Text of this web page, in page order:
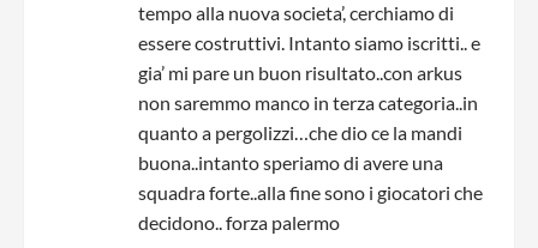
tempo alla nuova societa’, cerchiamo di
essere costruttivi. Intanto siamo iscritti.. e
gia’ mi pare un buon risultato..con arkus
non saremmo manco in terza categoria..in
quanto a pergolizzi…che dio ce la mandi
buona..intanto speriamo di avere una
squadra forte..alla fine sono i giocatori che
decidono.. forza palermo